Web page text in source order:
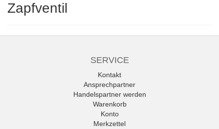
Zapfventil
SERVICE
Kontakt
Ansprechpartner
Handelspartner werden
Warenkorb
Konto
Merkzettel